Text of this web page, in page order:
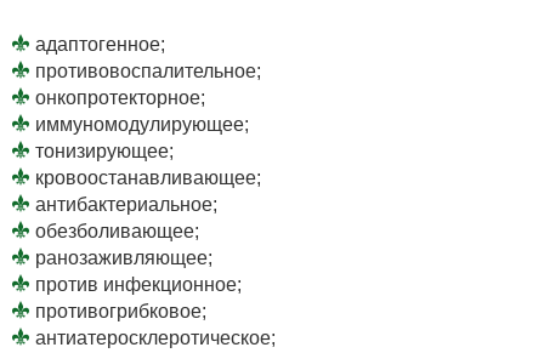
адаптогенное;
противовоспалительное;
онкопротекторное;
иммуномодулирующее;
тонизирующее;
кровоостанавливающее;
антибактериальное;
обезболивающее;
ранозаживляющее;
против инфекционное;
противогрибковое;
антиатеросклеротическое;